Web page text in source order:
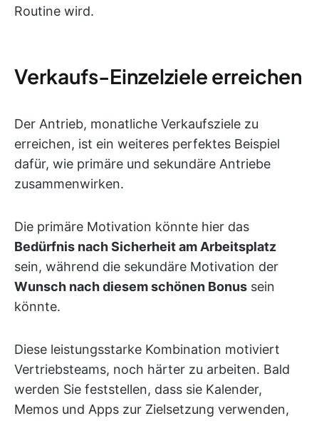
Routine wird.
Verkaufs-Einzelziele erreichen
Der Antrieb, monatliche Verkaufsziele zu
erreichen, ist ein weiteres perfektes Beispiel
dafür, wie primäre und sekundäre Antriebe
zusammenwirken.
Die primäre Motivation könnte hier das
Bedürfnis nach Sicherheit am Arbeitsplatz
sein, während die sekundäre Motivation der
Wunsch nach diesem schönen Bonus sein
könnte.
Diese leistungsstarke Kombination motiviert
Vertriebsteams, noch härter zu arbeiten. Bald
werden Sie feststellen, dass sie Kalender,
Memos und Apps zur Zielsetzung verwenden,